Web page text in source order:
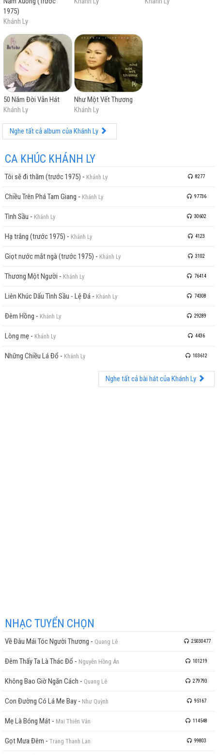
1975)
Khánh Ly
50 Năm Đời Vẫn Hát
Khánh Ly
Như Một Vết Thương
Khánh Ly
Nghe tất cả album của Khánh Ly
CA KHÚC KHÁNH LY
Tôi sẽ đi thăm (trước 1975) - Khánh Ly 8277
Chiều Trên Phá Tam Giang - Khánh Ly 97736
Tình Sầu - Khánh Ly 30602
Hạ trắng (trước 1975) - Khánh Ly 4123
Giọt nước mắt ngà (trước 1975) - Khánh Ly 3102
Thương Một Người - Khánh Ly 76414
Liên Khúc Dấu Tình Sầu - Lệ Đá - Khánh Ly 74308
Đêm Hồng - Khánh Ly 29289
Lòng mẹ - Khánh Ly 4436
Những Chiều Lá Đổ - Khánh Ly 103612
Nghe tất cả bài hát của Khánh Ly
NHẠC TUYỂN CHỌN
Về Đâu Mái Tóc Người Thương - Quang Lê 25030477
Đêm Thấy Ta Là Thác Đổ - Nguyễn Hồng Ân 101219
Không Bao Giờ Ngăn Cách - Quang Lê 279793
Con Đường Có Lá Me Bay - Như Quỳnh 95167
Mẹ Là Bóng Mát - Mai Thiên Vân 114548
Gọt Mưa Đêm - Trang Thanh Lan 99803